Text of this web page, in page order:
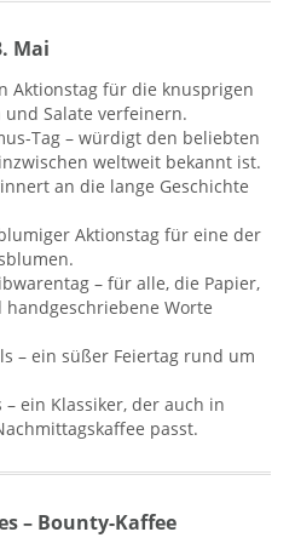
Mai
Aktionstag für die knusprigen
Salate verfeinern.
Tag – würdigt den beliebten
weltweit bekannt ist.
an die lange Geschichte
Aktionstag für eine der
– für alle, die Papier,
Worte
– ein süßer Feiertag rund um
– ein Klassiker, der auch in
passt.
– Bounty-Kaffee